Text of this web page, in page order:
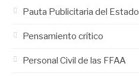
Pauta Publicitaria del Estado
Pensamiento crítico
Personal Civil de las FFAA